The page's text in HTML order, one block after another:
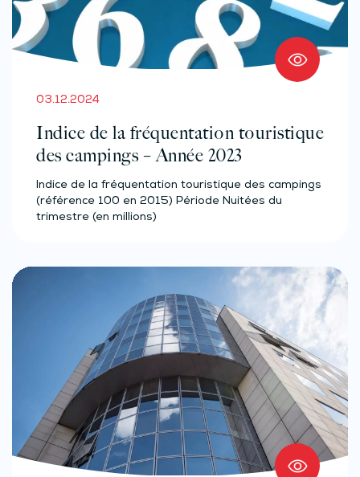
03.12.2024
Indice de la fréquentation touristique
des campings – Année 2023
Indice de la fréquentation touristique des campings
(référence 100 en 2015) Période Nuitées du
trimestre (en millions)